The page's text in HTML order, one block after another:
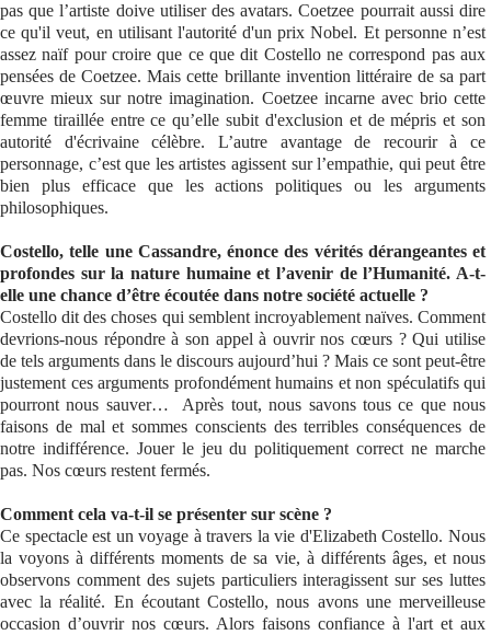
pas que l’artiste doive utiliser des avatars. Coetzee pourrait aussi dire
ce qu'il veut, en utilisant l'autorité d'un prix Nobel. Et personne n’est
assez naïf pour croire que ce que dit Costello ne correspond pas aux
pensées de Coetzee. Mais cette brillante invention littéraire de sa part
œuvre mieux sur notre imagination. Coetzee incarne avec brio cette
femme tiraillée entre ce qu’elle subit d'exclusion et de mépris et son
autorité d'écrivaine célèbre. L’autre avantage de recourir à ce
personnage, c’est que les artistes agissent sur l’empathie, qui peut être
bien plus efficace que les actions politiques ou les arguments
philosophiques.
Costello, telle une Cassandre, énonce des vérités dérangeantes et
profondes sur la nature humaine et l’avenir de l’Humanité. A-t-
elle une chance d’être écoutée dans notre société actuelle ?
Costello dit des choses qui semblent incroyablement naïves. Comment
devrions-nous répondre à son appel à ouvrir nos cœurs ? Qui utilise
de tels arguments dans le discours aujourd’hui ? Mais ce sont peut-être
justement ces arguments profondément humains et non spéculatifs qui
pourront nous sauver… Après tout, nous savons tous ce que nous
faisons de mal et sommes conscients des terribles conséquences de
notre indifférence. Jouer le jeu du politiquement correct ne marche
pas. Nos cœurs restent fermés.
Comment cela va-t-il se présenter sur scène ?
Ce spectacle est un voyage à travers la vie d'Elizabeth Costello. Nous
la voyons à différents moments de sa vie, à différents âges, et nous
observons comment des sujets particuliers interagissent sur ses luttes
avec la réalité. En écoutant Costello, nous avons une merveilleuse
occasion d’ouvrir nos cœurs. Alors faisons confiance à l'art et aux